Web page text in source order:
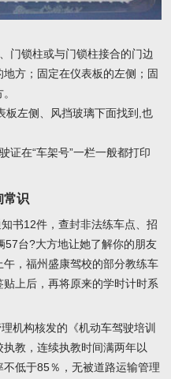
门锁柱或与门锁柱接合的门边
方；固定在仪表板的左侧；固
板左侧、风挡玻璃下面找到,也
证在“车架号”一栏一般都打印
常识
书12件，查封非法练车点、招
台?大方地让她了解你的朋友
，福州盛康驾校的部分教练车
上后，再将原来的学时计时系
机构核发的《机动车驾驶培训
教，连续执教时间满两年以
不低于85％，无被道路运输管理